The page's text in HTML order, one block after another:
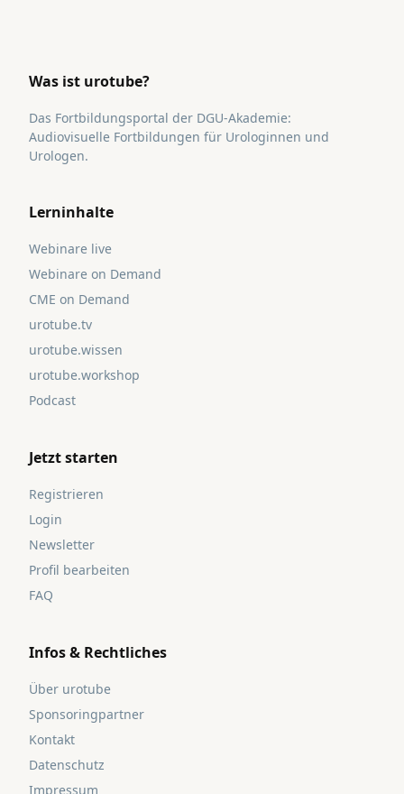
Was ist urotube?
Das Fortbildungsportal der DGU-Akademie:
Audiovisuelle Fortbildungen für Urologinnen und
Urologen.
Lerninhalte
Webinare live
Webinare on Demand
CME on Demand
urotube.tv
urotube.wissen
urotube.workshop
Podcast
Jetzt starten
Registrieren
Login
Newsletter
Profil bearbeiten
FAQ
Infos & Rechtliches
Über urotube
Sponsoringpartner
Kontakt
Datenschutz
Impressum